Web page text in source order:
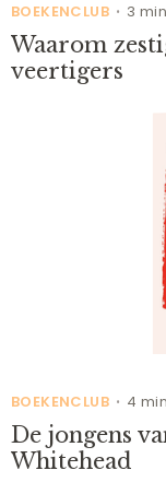
BOEKENCLUB • 3 min
Waarom
veertigers
BOEKENCLUB • 4 min
De jongens
Whitehead